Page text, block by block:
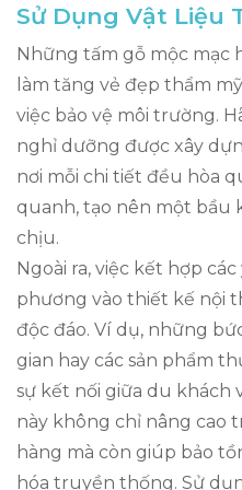
Sử Dụng Vật Liệu
Những tấm gỗ mộc mạc
làm tăng vẻ đẹp thẩm
việc bảo vệ môi trường.
nghỉ dưỡng được xây
nơi mỗi chi tiết đều hòa
quanh, tạo nên một bầu
chịu.
Ngoài ra, việc kết hợp
phương vào thiết kế nội
độc đáo. Ví dụ, những
gian hay các sản phẩm
sự kết nối giữa du khách
này không chỉ nâng cao
hàng mà còn giúp bảo
hóa truyền thống. Sử